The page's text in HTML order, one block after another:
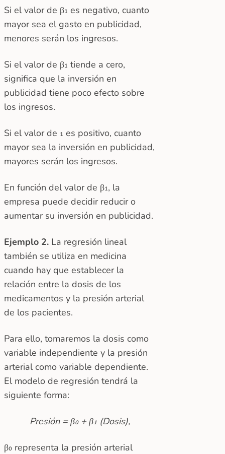
Si el valor de β₁ es negativo, cuanto
mayor sea el gasto en publicidad,
menores serán los ingresos.
Si el valor de β₁ tiende a cero,
significa que la inversión en
publicidad tiene poco efecto sobre
los ingresos.
Si el valor de ₁ es positivo, cuanto
mayor sea la inversión en publicidad,
mayores serán los ingresos.
En función del valor de β₁, la
empresa puede decidir reducir o
aumentar su inversión en publicidad.
Ejemplo 2. La regresión lineal
también se utiliza en medicina
cuando hay que establecer la
relación entre la dosis de los
medicamentos y la presión arterial
de los pacientes.
Para ello, tomaremos la dosis como
variable independiente y la presión
arterial como variable dependiente.
El modelo de regresión tendrá la
siguiente forma:
Presión = β₀ + β₁ (Dosis),
β₀ representa la presión arterial